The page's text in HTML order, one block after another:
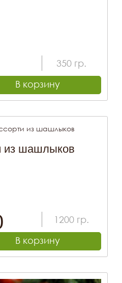
350 гр.
В корзину
из шашлыков
1200 гр.
В корзину